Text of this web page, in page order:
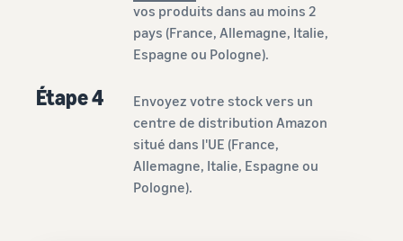
vos produits dans au moins 2
pays (France, Allemagne, Italie,
Espagne ou Pologne).
Étape 4
Envoyez votre stock vers un
centre de distribution Amazon
situé dans l'UE (France,
Allemagne, Italie, Espagne ou
Pologne).